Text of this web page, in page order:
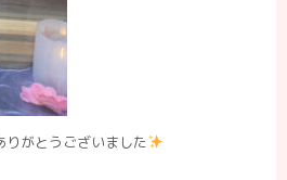
がとうございました